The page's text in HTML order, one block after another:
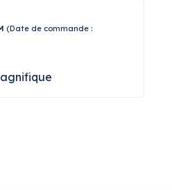
(Date de commande :